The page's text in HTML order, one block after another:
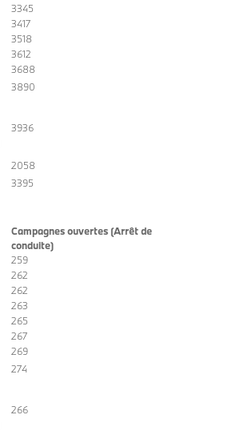
3345
3417
3518
3612
3688
3890
3936
2058
3395
Campagnes ouvertes (Arrêt de
conduite)
259
262
262
263
265
267
269
274
266